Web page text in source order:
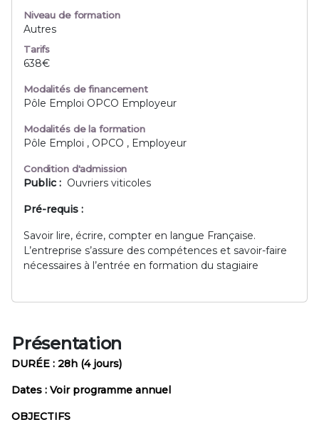
Présentation
DURÉE : 28h (4 jours)
Dates : Voir programme annuel
OBJECTIFS
Niveau de formation
Autres
Tarifs
638€
Modalités de financement
Pôle Emploi OPCO Employeur
Modalités de la formation
Pôle Emploi , OPCO , Employeur
Condition d'admission
Public : Ouvriers viticoles
Pré-requis :
Savoir lire, écrire, compter en langue Française.
L’entreprise s’assure des compétences et savoir-faire
nécessaires à l’entrée en formation du stagiaire